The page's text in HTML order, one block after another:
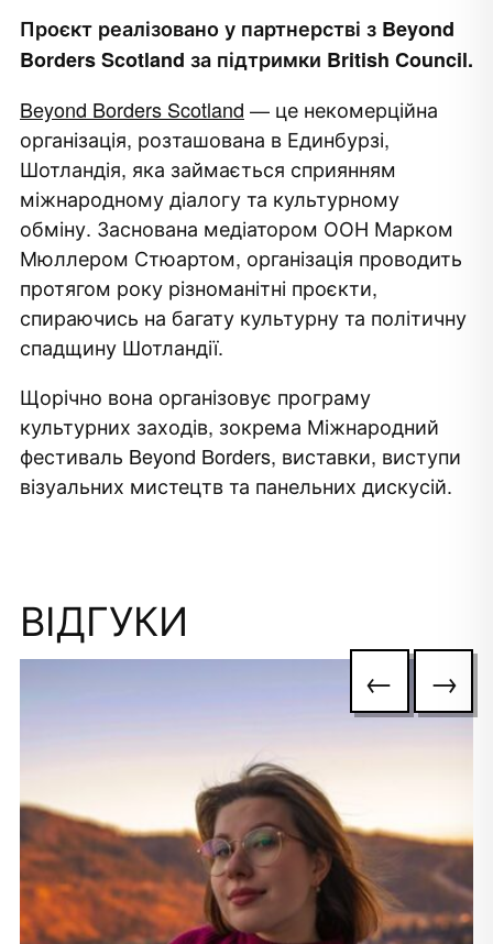
Проєкт реалізовано у партнерстві з Beyond
Borders Scotland за підтримки British Council.
Beyond Borders Scotland — це некомерційна
організація, розташована в Единбурзі,
Шотландія, яка займається сприянням
міжнародному діалогу та культурному
обміну. Заснована медіатором ООН Марком
Мюллером Стюартом, організація проводить
протягом року різноманітні проєкти,
спираючись на багату культурну та політичну
спадщину Шотландії.
Щорічно вона організовує програму
культурних заходів, зокрема Міжнародний
фестиваль Beyond Borders, виставки, виступи
візуальних мистецтв та панельних дискусій.
ВІДГУКИ
← →